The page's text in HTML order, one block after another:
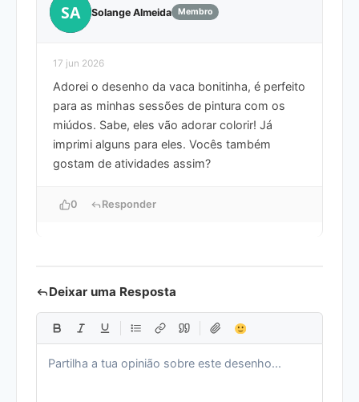
SA Solange Almeida Membro
17 jun 2026
Adorei o desenho da vaca bonitinha, é perfeito
para as minhas sessões de pintura com os
miúdos. Sabe, eles vão adorar colorir! Já
imprimi alguns para eles. Vocês também
gostam de atividades assim?
0 Responder
Deixar uma Resposta